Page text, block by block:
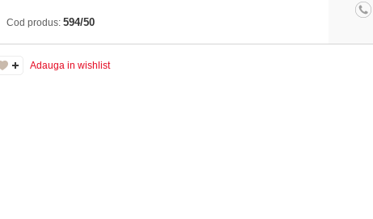
Cod produs: 594/50
Adauga in wishlist